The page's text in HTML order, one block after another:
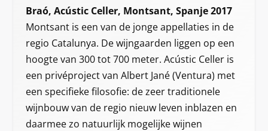
Braó, Acústic Celler, Montsant, Spanje 2017
Montsant is een van de jonge appellaties in de
regio Catalunya. De wijngaarden liggen op een
hoogte van 300 tot 700 meter. Acústic Celler is
een privéproject van Albert Jané (Ventura) met
een specifieke filosofie: de zeer traditionele
wijnbouw van de regio nieuw leven inblazen en
daarmee zo natuurlijk mogelijke wijnen